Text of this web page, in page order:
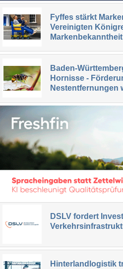
Fyffes stärkt
Vereinigten
Markenbekanntheit
Baden-
Hornisse -
Nestentfernungen
DSLV fordert
Hinterlandlogistik